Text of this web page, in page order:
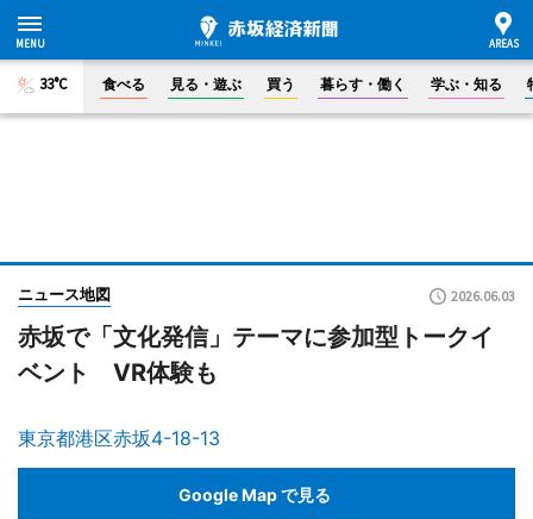
33°C 食べる 見る・遊ぶ 買う 暮らす・働く 学ぶ・知る
ニュース地図 2026.06.03
赤坂で「文化発信」テーマに参加型トークイ
ベント VR体験も
東京都港区赤坂4-18-13
Google Map で見る